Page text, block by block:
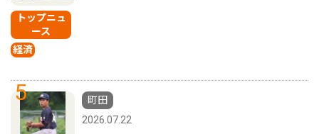
トップニュ
ース
経済
5
町田
2026.07.22